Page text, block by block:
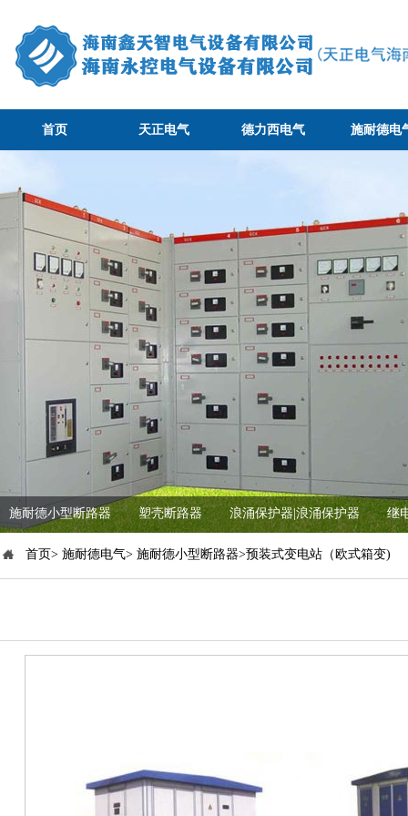
首页 天正电气 德力西电气 施耐德电
施耐德小型断路器 塑壳断路器 浪涌保护器|浪涌保护器 继
首页> 施耐德电气> 施耐德小型断路器>预装式变电站（欧式箱变)